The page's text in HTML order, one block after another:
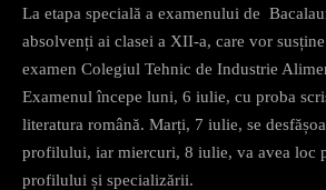
La etapa specială a examenului de
absolvenți ai clasei a XII-a, care vor
examen Colegiul Tehnic de Industrie
Examenul începe luni, 6 iulie, cu proba
literatura română. Marți, 7 iulie, se
profilului, iar miercuri, 8 iulie, va avea loc
profilului și specializării.